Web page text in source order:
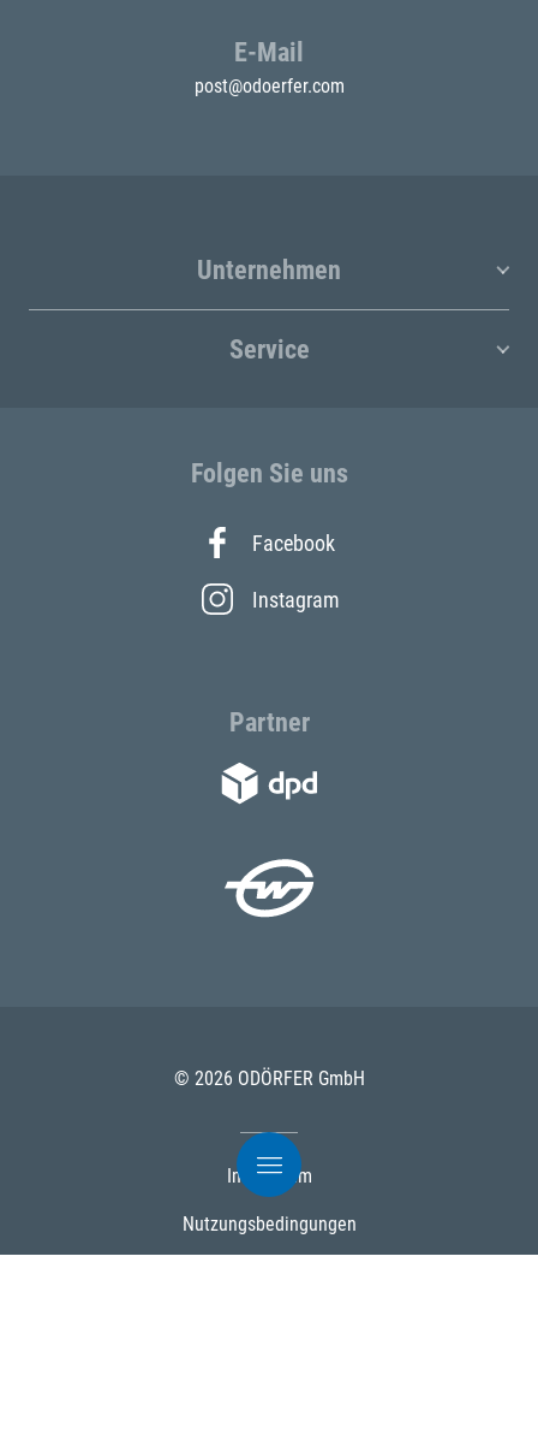
E-Mail
post@odoerfer.com
Unternehmen
Service
Folgen Sie uns
Facebook
Instagram
Partner
© 2026 ODÖRFER GmbH
Impressum
Nutzungsbedingungen